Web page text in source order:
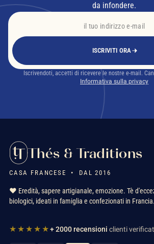
da infondere.
ISCRIVITI ORA
Iscrivendoti, accetti di ricevere le nostre e-mail.
Informativa sulla privacy
Thés & Traditions
CASA FRANCESE • DAL 2016
❤️ Eredità, sapere artigianale, emozione. Tè
biologici, ideati in famiglia e confezionati in Francia.
★★★★★+ 2000 recensioni clienti